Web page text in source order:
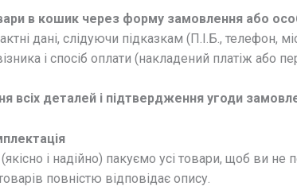
в кошик через форму замовлення або
дані, слідуючи підказкам (П.І.Б., телефон,
і спосіб оплати (накладений платіж або
всіх деталей і підтвердження угоди
і надійно) пакуємо усі товари, щоб ви не
повністю відповідає опису.